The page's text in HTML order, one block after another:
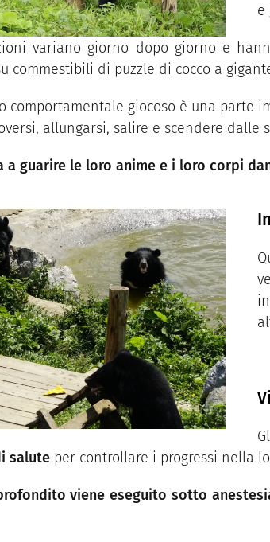
e
variano giorno dopo giorno e
commestibili di puzzle di cocco a
comportamentale giocoso è una
allungarsi, salire e scendere dalle
a guarire le loro anime e i loro corpi
salute per controllare i progressi nella
viene eseguito sotto